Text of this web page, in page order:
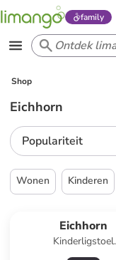
family
Shop
Eichhorn
Populariteit
Wonen Kinderen
Eichhorn
Kinderligstoel
beuken/groen/wit